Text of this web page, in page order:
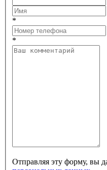
*
*
Отправляя эту форму, вы